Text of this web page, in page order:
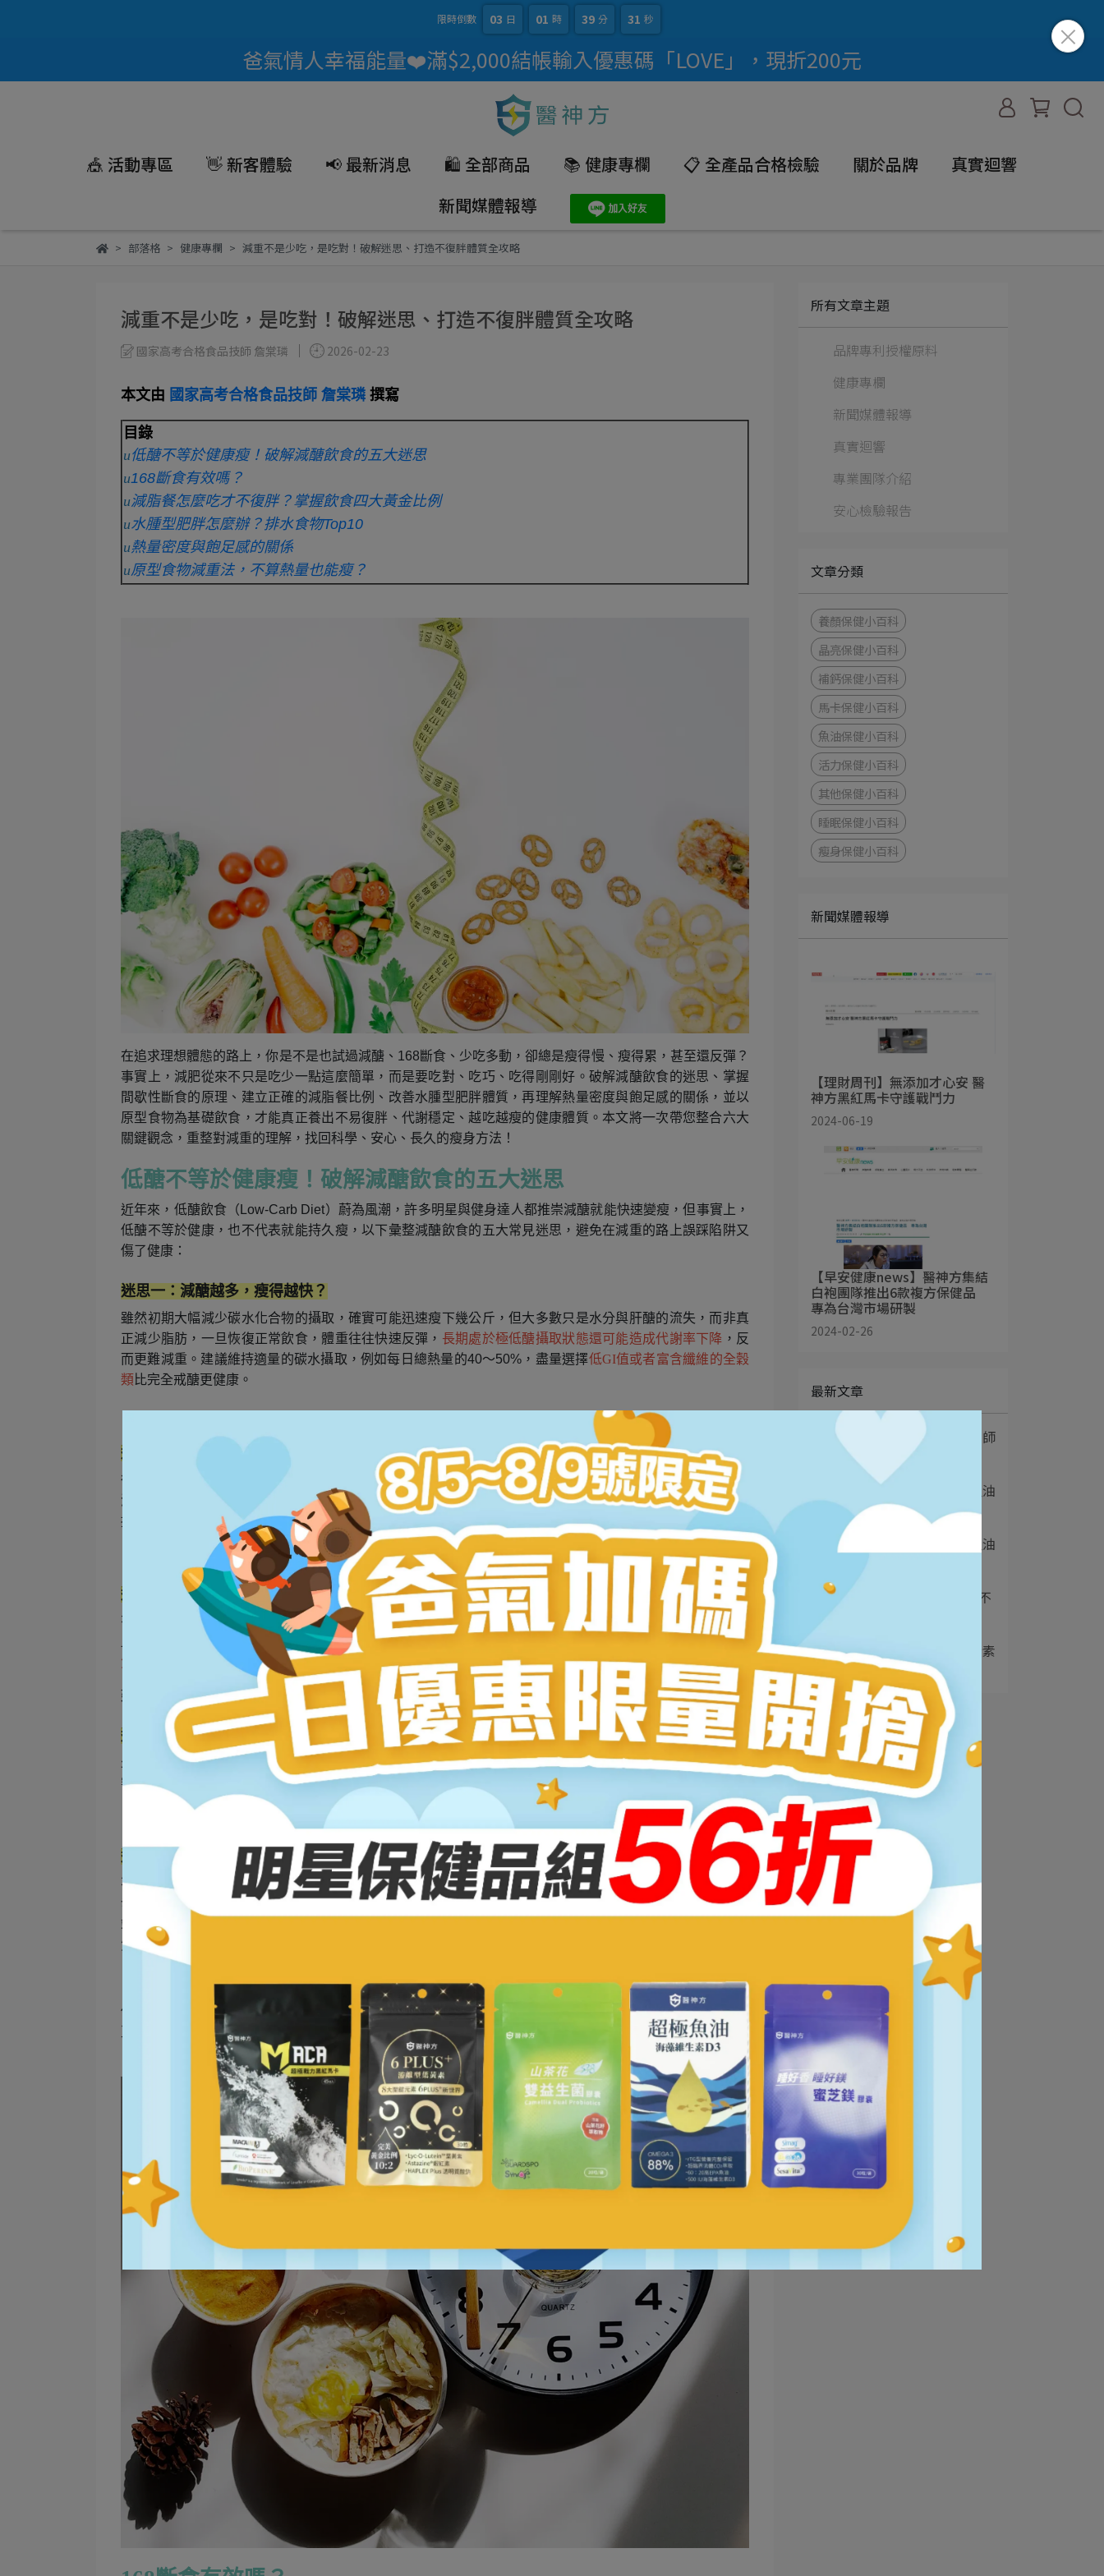
限時倒數 03 日 01 時 39 分 30 秒
爸氣情人幸福能量❤️滿$2,000結帳輸入優惠碼「LOVE」，現折200元
🎪 活動專區 👋 新客體驗 📢 最新消息 🛍️ 全部商品 📚 健康專欄 📋 全產品合格檢驗 關於品牌
真實迴響
新聞媒體報導
部落格 健康專欄 減重不是少吃，是吃對！破解迷思、打造不復胖體質全攻略
減重不是少吃，是吃對！破解迷思、打造不復胖體質全攻略
國家高考合格食品技師 詹棠璘 2026-02-23
本文由 國家高考合格食品技師 詹棠璘 撰寫
目錄
u低醣不等於健康瘦！破解減醣飲食的五大迷思
u168斷食有效嗎？
u減脂餐怎麼吃才不復胖？掌握飲食四大黃金比例
u水腫型肥胖怎麼辦？排水食物Top10
u熱量密度與飽足感的關係
u原型食物減重法，不算熱量也能瘦？
在追求理想體態的路上，你是不是也試過減醣、168斷食、少吃多動，卻總是瘦得慢、瘦得累，甚至還反彈？
事實上，減肥從來不只是吃少一點這麼簡單，而是要吃對、吃巧、吃得剛剛好。破解減醣飲食的迷思、掌握
間歇性斷食的原理、建立正確的減脂餐比例、改善水腫型肥胖體質，再理解熱量密度與飽足感的關係，並以
原型食物為基礎飲食，才能真正養出不易復胖、代謝穩定、越吃越瘦的健康體質。本文將一次帶您整合六大
關鍵觀念，重整對減重的理解，找回科學、安心、長久的瘦身方法！
低醣不等於健康瘦！破解減醣飲食的五大迷思
近年來，低醣飲食（Low-Carb Diet）蔚為風潮，許多明星與健身達人都推崇減醣就能快速變瘦，但事實上，
低醣不等於健康，也不代表就能持久瘦，以下彙整減醣飲食的五大常見迷思，避免在減重的路上誤踩陷阱又
傷了健康：
迷思一：減醣越多，瘦得越快？
雖然初期大幅減少碳水化合物的攝取，確實可能迅速瘦下幾公斤，但大多數只是水分與肝醣的流失，而非真
正減少脂肪，一旦恢復正常飲食，體重往往快速反彈， 長期處於極低醣攝取狀態還可能造成代謝率下降 ，反
而更難減重。建議維持適量的碳水攝取，例如每日總熱量的40～50%，盡量選擇低GI值或者富含纖維的全穀
類 比完全戒醣更健康。
迷思二：只要不吃白飯、麵包就等於低醣飲食？
很多人以為少吃主食就等於低醣，但其實糖果、手搖飲、水果、根莖類與醬料中所隱藏的糖分也是碳水來
源，例如一杯全糖珍奶含糖超過60克，遠高於一碗白飯所含的碳水量，建議學會看懂營養標示與成分表，掌
握每天總碳水攝取量，才是真正的控醣關鍵。
迷思三：低醣飲食可以無限吃肉和油脂？
有些人誤信生酮飲食或低醣高脂就可以隨便吃肉、奶、油，事實上，攝取過多的飽和脂肪與紅肉可能增加心
血管風險，同時高蛋白飲食若未搭配足夠水分與纖維，還可能造成腎臟負擔與便祕。建議選擇適量
優質蛋白
質來源
，例如魚類、豆製品、白肉與 ，例如橄欖油或堅果，同時搭配蔬菜與攝取足量的水分。
延伸閱讀>>膠原蛋白不能跟什麼一起吃？公開5地雷＆推薦7搭配，有感補充！
迷思四：減醣飲食不需要運動？
少吃雖然能減重，但缺乏運動會導致肌肉量流失、基礎代謝降低，日後更容易復胖，此外，肌力不足也會影
響日常活力與體態。
建議搭配規律重訓與有氧運動 ，幫助燃脂、保留肌肉，才能瘦得健康又精實。
迷思五：長期低醣可以永久保持體重？
不少人一開始靠低醣瘦身成功，卻在恢復正常飲食後馬上復胖，甚至變本加厲，這是因為 過度限制飲食 會引
發報復性進食或心理壓力，且身體會調整代謝率以應對長期缺醣，導致體重調節更困難。與其追求短期極
端，不如建立可持續、彈性又均衡的飲食模式，配合睡眠、壓力管理與運動，才能真正打造不易復胖的體
質。
低醣飲食固然可以成為減重工具之一，但絕非萬靈丹，若執行不當，反而會造成營養不均、荷爾蒙失衡、甚
至心理壓力。聰明減重應該從
均衡飲食、規律作息與生活習慣
的全面改善開始，投入減醣潮流前先問問自
己：我吃得健康嗎？我能長久持續嗎？
所有文章主題
品牌專利授權原料
健康專欄
新聞媒體報導
真實迴響
專業團隊介紹
安心檢驗報告
文章分類
養顏保健小百科
晶亮保健小百科
補鈣保健小百科
馬卡保健小百科
魚油保健小百科
活力保健小百科
其他保健小百科
睡眠保健小百科
瘦身保健小百科
新聞媒體報導
【理財周刊】無添加才心安 醫
神方黑紅馬卡守護戰鬥力
2024-06-19
【早安健康news】醫神方集結
白袍團隊推出6款複方保健品
專為台灣市場研製
2024-02-26
最新文章
膠原蛋白飲有用嗎？營養師
教你6大挑選方法⋯
rTG魚油是什麼？2025魚油
型態挑選全⋯
魚油什麼人不能吃？吃魚油
2大禁忌和7種族⋯
4 B群什麼時候吃？什麼人不
能吃？可以空腹吃⋯
5 葉黃素什麼時候吃？葉黃素
不能跟什麼一起吃⋯